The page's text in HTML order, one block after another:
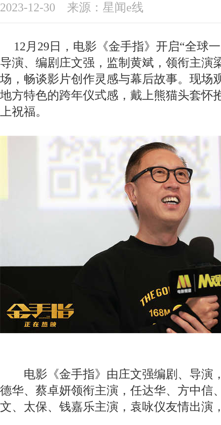
2023-12-30 来源：星闻e线
12月29日，电影《金手指》开启“全球
导演、编剧庄文强，监制黄斌，领衔主演
场，畅谈影片创作灵感与幕后故事。现场
地方特色的跨年仪式感，戴上熊猫头套怀
上祝福。
电影《金手指》由庄文强编剧、导演
德华、蔡卓妍领衔主演，任达华、方中信
文、太保、钱嘉乐主演，袁咏仪友情出演